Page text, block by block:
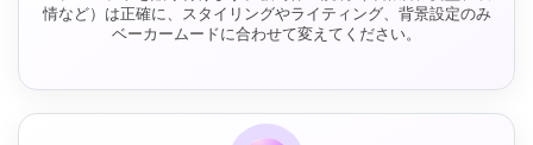
情など）は正確に、スタイリングやライティング、背景設定のみ
ベーカームードに合わせて変えてください。